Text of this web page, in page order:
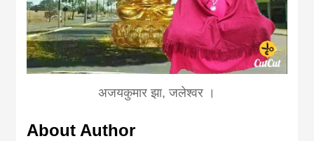
अजयकुमार झा, जलेश्वर ।
About Author